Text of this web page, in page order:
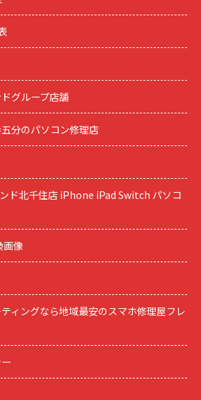
グループ店舗
分のパソコン修理店
ド北千住店 iPhone iPad Switch パソコ
画像
ィングなら地域最安のスマホ修理屋フレ